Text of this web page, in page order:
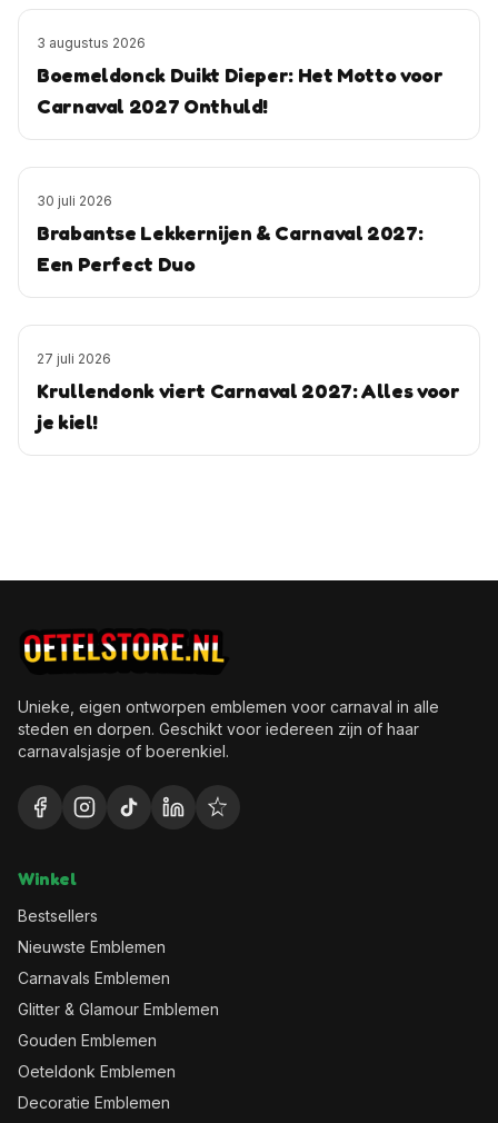
3 augustus 2026
Boemeldonck Duikt Dieper: Het Motto voor
Carnaval 2027 Onthuld!
30 juli 2026
Brabantse Lekkernijen & Carnaval 2027:
Een Perfect Duo
27 juli 2026
Krullendonk viert Carnaval 2027: Alles voor
je kiel!
Unieke, eigen ontworpen emblemen voor carnaval in alle
steden en dorpen. Geschikt voor iedereen zijn of haar
carnavalsjasje of boerenkiel.
Winkel
Bestsellers
Nieuwste Emblemen
Carnavals Emblemen
Glitter & Glamour Emblemen
Gouden Emblemen
Oeteldonk Emblemen
Decoratie Emblemen